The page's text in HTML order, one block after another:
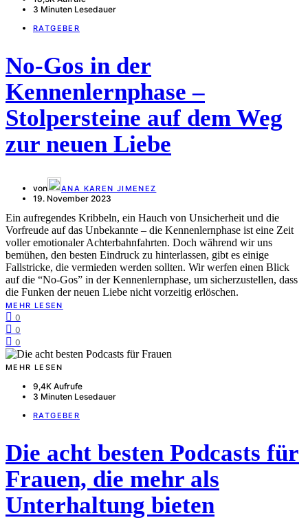
3 Minuten Lesedauer
RATGEBER
No-Gos in der
Kennenlernphase –
Stolpersteine auf dem Weg
zur neuen Liebe
von ANA KAREN JIMENEZ
19. November 2023
Ein aufregendes Kribbeln, ein Hauch von Unsicherheit und die
Vorfreude auf das Unbekannte – die Kennenlernphase ist eine Zeit
voller emotionaler Achterbahnfahrten. Doch während wir uns
bemühen, den besten Eindruck zu hinterlassen, gibt es einige
Fallstricke, die vermieden werden sollten. Wir werfen einen Blick
auf die “No-Gos” in der Kennenlernphase, um sicherzustellen, dass
die Funken der neuen Liebe nicht vorzeitig erlöschen.
MEHR LESEN
0
0
0
MEHR LESEN
9,4K Aufrufe
3 Minuten Lesedauer
RATGEBER
Die acht besten Podcasts für
Frauen, die mehr als
Unterhaltung bieten